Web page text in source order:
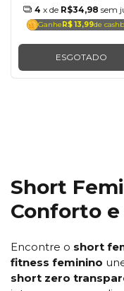
4 x de R$34,98 sem
Ganhe R$ 13,99de
ESGOTADO
Short
Conforto
Encontre o short
fitness feminino
short zero